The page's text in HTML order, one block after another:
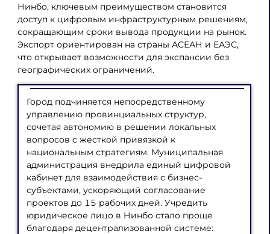
Нинбо, ключевым преимуществом становится
доступ к цифровым инфраструктурным решениям,
сокращающим сроки вывода продукции на рынок.
Экспорт ориентирован на страны АСЕАН и ЕАЭС,
что открывает возможности для экспансии без
географических ограничений.
Город подчиняется непосредственному
управлению провинциальных структур,
сочетая автономию в решении локальных
вопросов с жесткой привязкой к
национальным стратегиям. Муниципальная
администрация внедрила единый цифровой
кабинет для взаимодействия с бизнес-
субъектами, ускоряющий согласование
проектов до 15 рабочих дней. Учредить
юридическое лицо в Нинбо стало проще
благодаря децентрализованной системе: